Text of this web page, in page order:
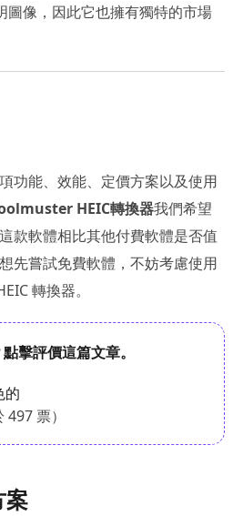
圖像，因此它也擁有獨特的市場
功能、效能、定價方案以及使用
HEIC轉換器我們希望
款軟體相比其他付費軟體是否值
先嘗試免費軟體，不妨考慮使用
轉換器。
擊評價這篇文章。
的
497 票）
案